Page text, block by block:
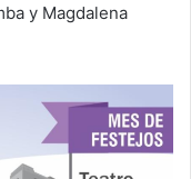
y Magdalena